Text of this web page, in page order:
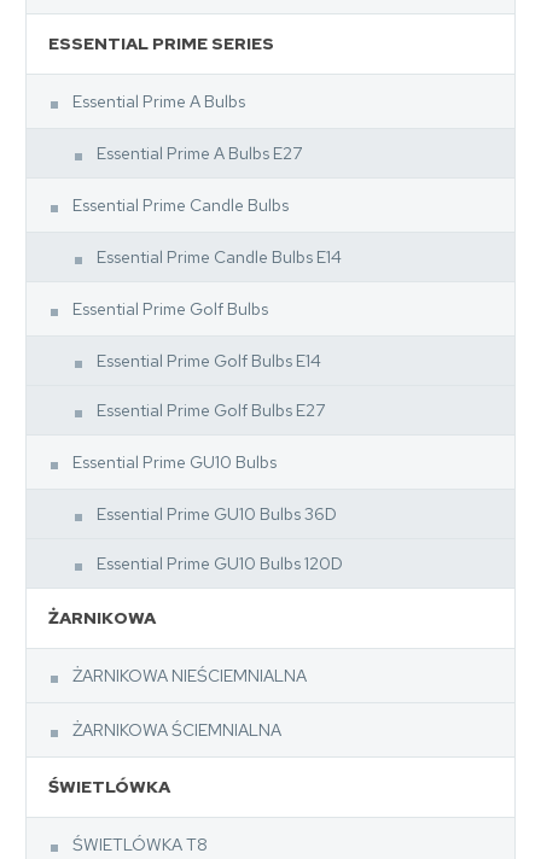
ESSENTIAL PRIME SERIES
Essential Prime A Bulbs
Essential Prime A Bulbs E27
Essential Prime Candle Bulbs
Essential Prime Candle Bulbs E14
Essential Prime Golf Bulbs
Essential Prime Golf Bulbs E14
Essential Prime Golf Bulbs E27
Essential Prime GU10 Bulbs
Essential Prime GU10 Bulbs 36D
Essential Prime GU10 Bulbs 120D
ŻARNIKOWA
ŻARNIKOWA NIEŚCIEMNIALNA
ŻARNIKOWA ŚCIEMNIALNA
ŚWIETLÓWKA
ŚWIETLÓWKA T8